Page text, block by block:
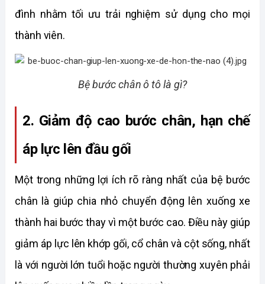
đình nhằm tối ưu trải nghiệm sử dụng cho mọi
thành viên.
Bệ bước chân ô tô là gì?
2. Giảm độ cao bước chân, hạn chế
áp lực lên đầu gối
Một trong những lợi ích rõ ràng nhất của bệ bước
chân là giúp chia nhỏ chuyển động lên xuống xe
thành hai bước thay vì một bước cao. Điều này giúp
giảm áp lực lên khớp gối, cổ chân và cột sống, nhất
là với người lớn tuổi hoặc người thường xuyên phải